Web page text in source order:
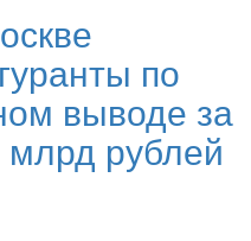
по
выводе за
рублей